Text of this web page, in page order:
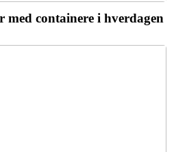
med containere i hverdagen